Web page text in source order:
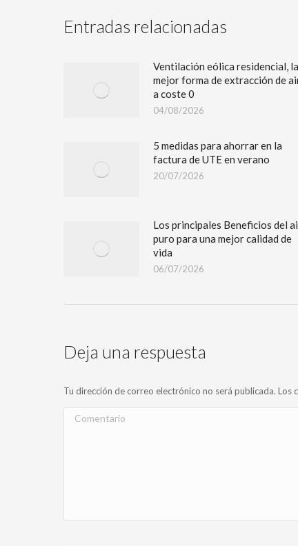
Entradas relacionadas
Ventilación eólica residencial, la
mejor forma de extracción de
a coste 0
04/08/2026
5 medidas para ahorrar en la
factura de UTE en verano
20/07/2026
Los principales Beneficios del
puro para una mejor calidad de
vida
06/07/2026
Deja una respuesta
Tu dirección de correo electrónico no será publicada. Los
Comentario